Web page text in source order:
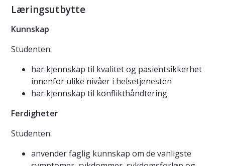
Læringsutbytte
Kunnskap
Studenten:
har kjennskap til kvalitet og pasientsikkerhet
innenfor ulike nivåer i helsetjenesten
har kjennskap til konflikthåndtering
Ferdigheter
Studenten:
anvender faglig kunnskap om de vanligste